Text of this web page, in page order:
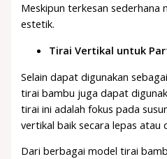
Meskipun terkesan sederhana
estetik.
Tirai Vertikal untuk
Selain dapat digunakan
tirai bambu juga dapat
tirai ini adalah fokus pada
vertikal baik secara lepas atau
Dari berbagai model tirai